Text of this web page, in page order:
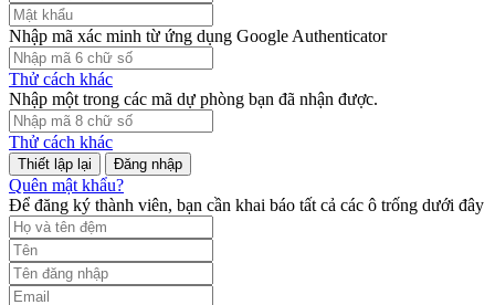
Nhập mã xác minh từ ứng dụng Google Authenticator
Thử cách khác
Nhập một trong các mã dự phòng bạn đã nhận được.
Thử cách khác
Đăng nhập
Quên mật khẩu?
Để đăng ký thành viên, bạn cần khai báo tất cả các ô trống dưới đây